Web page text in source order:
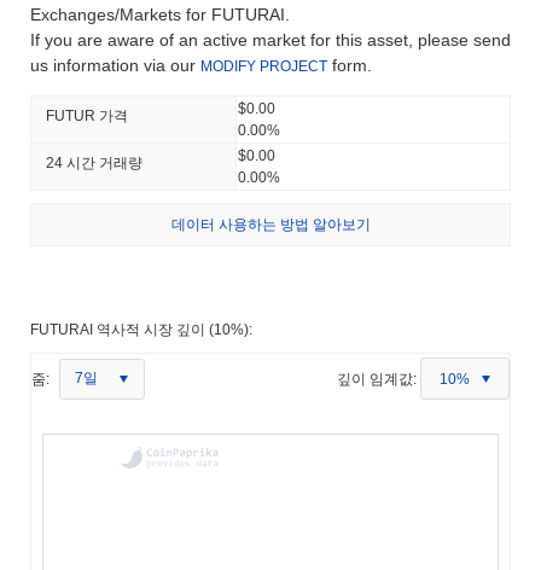
Exchanges/Markets for FUTURAI.
If you are aware of an active market for this asset, please send
us information via our MODIFY PROJECT form.
FUTUR 가격
$0.00
0.00%
24 시간 거래량
$0.00
0.00%
데이터 사용하는 방법 알아보기
FUTURAI 역사적 시장 깊이 (10%):
줌: 7일 깊이 임계값: 10%